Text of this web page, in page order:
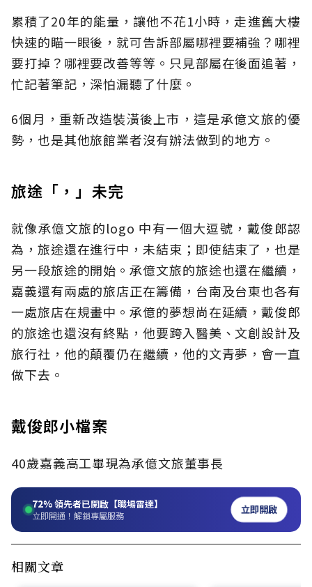
累積了20年的能量，讓他不花1小時，走進舊大樓
快速的瞄一眼後，就可告訴部屬哪裡要補強？哪裡
要打掉？哪裡要改善等等。只見部屬在後面追著，
忙記著筆記，深怕漏聽了什麼。
6個月，重新改造裝潢後上市，這是承億文旅的優
勢，也是其他旅館業者沒有辦法做到的地方。
旅途「，」未完
就像承億文旅的logo 中有一個大逗號，戴俊郎認
為，旅途還在進行中，未結束；即使結束了，也是
另一段旅途的開始。承億文旅的旅途也還在繼續，
嘉義還有兩處的旅店正在籌備，台南及台東也各有
一處旅店在規畫中。承億的夢想尚在延續，戴俊郎
的旅途也還沒有終點，他要跨入醫美、文創設計及
旅行社，他的顛覆仍在繼續，他的文青夢，會一直
做下去。
戴俊郎小檔案
40歲嘉義高工畢現為承億文旅董事長
72%領先者已開啟【職場雷達】
立即開通！解鎖專屬服務 立即開啟
相關文章